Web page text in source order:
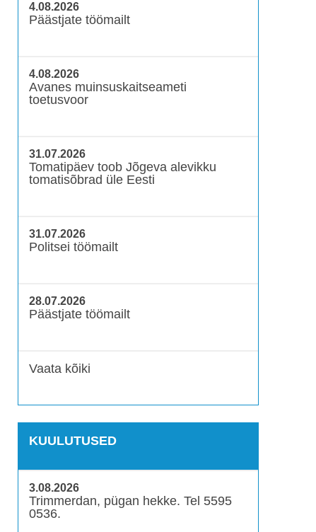
4.08.2026
Päästjate töömailt
4.08.2026
Avanes muinsuskaitseameti
toetusvoor
31.07.2026
Tomatipäev toob Jõgeva alevikku
tomatisõbrad üle Eesti
31.07.2026
Politsei töömailt
28.07.2026
Päästjate töömailt
Vaata kõiki
KUULUTUSED
3.08.2026
Trimmerdan, pügan hekke. Tel 5595
0536.